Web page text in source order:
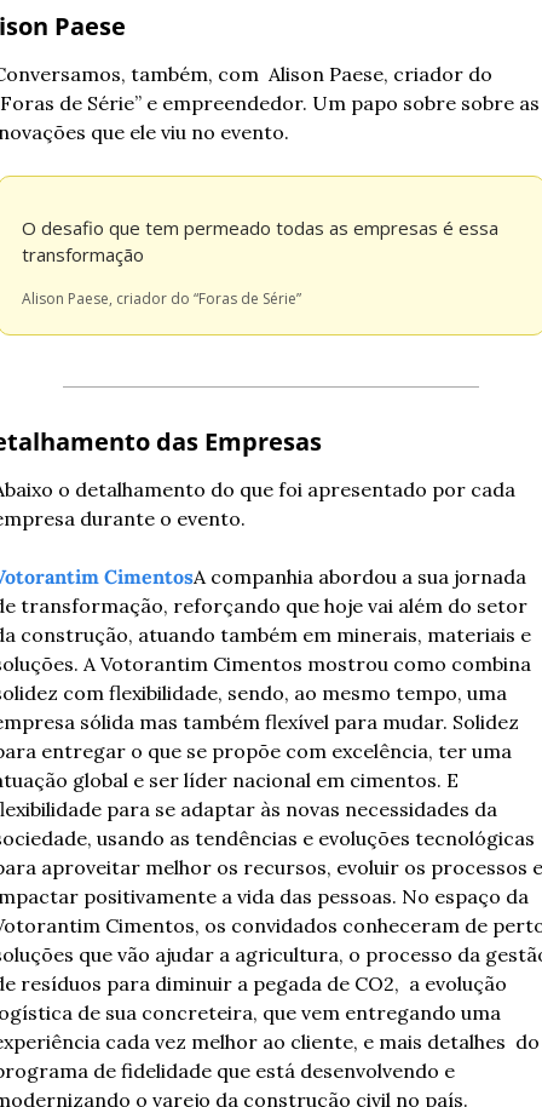
Paese
também, com  Alison Paese, criador do
de Série” e empreendedor. Um papo sobre sobre as
que ele viu no evento.
O desafio que tem permeado todas as empresas é essa
transformação
Alison Paese, criador do “Foras de Série”
das Empresas
o detalhamento do que foi apresentado por cada
durante o evento.
CimentosA companhia abordou a sua jornada
transformação, reforçando que hoje vai além do setor
construção, atuando também em minerais, materiais e
A Votorantim Cimentos mostrou como combina
com flexibilidade, sendo, ao mesmo tempo, uma
sólida mas também flexível para mudar. Solidez
entregar o que se propõe com excelência, ter uma
global e ser líder nacional em cimentos. E
para se adaptar às novas necessidades da
usando as tendências e evoluções tecnológicas
aproveitar melhor os recursos, evoluir os processos e
positivamente a vida das pessoas. No espaço da
Cimentos, os convidados conheceram de
que vão ajudar a agricultura, o processo da
resíduos para diminuir a pegada de CO2,  a evolução
de sua concreteira, que vem entregando uma
cada vez melhor ao cliente, e mais detalhes  do
de fidelidade que está desenvolvendo e
o varejo da construção civil no país.